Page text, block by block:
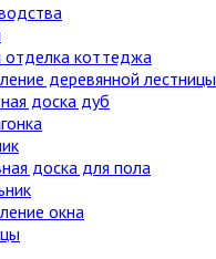
отделка коттеджа
деревянной лестницы
доска дуб
доска для пола
окна